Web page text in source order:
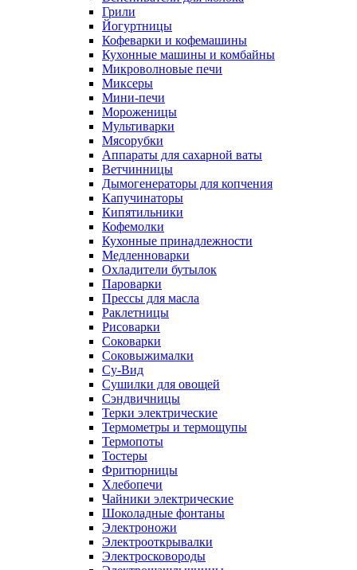
Грили
Йогуртницы
Кофеварки и кофемашины
Кухонные машины и комбайны
Микроволновые печи
Миксеры
Мини-печи
Мороженицы
Мультиварки
Мясорубки
Аппараты для сахарной ваты
Ветчинницы
Дымогенераторы для копчения
Капучинаторы
Кипятильники
Кофемолки
Кухонные принадлежности
Медленноварки
Охладители бутылок
Пароварки
Прессы для масла
Раклетницы
Рисоварки
Соковарки
Соковыжималки
Су-Вид
Сушилки для овощей
Сэндвичницы
Терки электрические
Термометры и термощупы
Термопоты
Тостеры
Фритюрницы
Хлебопечи
Чайники электрические
Шоколадные фонтаны
Электроножи
Электрооткрывалки
Электросковороды